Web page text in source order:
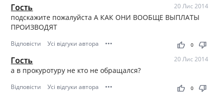
Гость 20 Лис 2014
подскажите пожалуйста А КАК ОНИ ВООБЩЕ ВЫПЛАТЫ
ПРОИЗВОДЯТ
Відповісти Усі відгуки автора ••• thumb_up thumb_down
0
Гость 20 Лис 2014
а в прокуротуру не кто не обращался?
Відповісти Усі відгуки автора ••• thumb_up thumb_down
0